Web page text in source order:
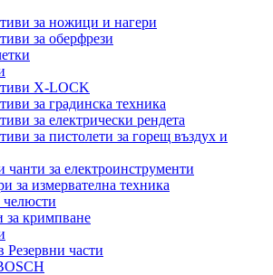
за ножици и нагери
за оберфрези
X-LOCK
за градинска техника
за електрически рендета
за пистолети за горещ въздух и
чанти за електроинструменти
за измервателна техника
кримпване
Резервни части